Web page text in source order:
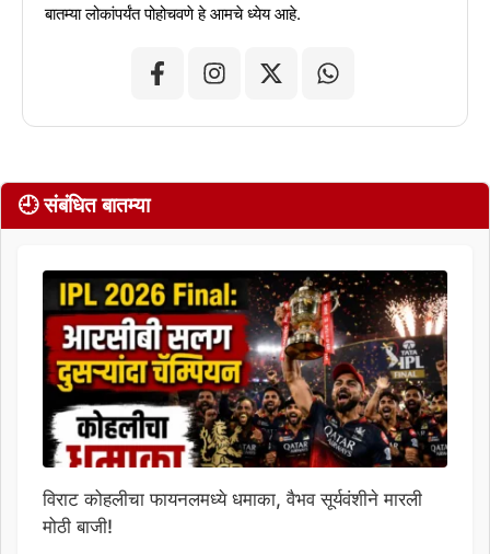
बातम्या लोकांपर्यंत पोहोचवणे हे आमचे ध्येय आहे.
🕘 संबंधित बातम्या
विराट कोहलीचा फायनलमध्ये धमाका, वैभव सूर्यवंशीने मारली
मोठी बाजी!